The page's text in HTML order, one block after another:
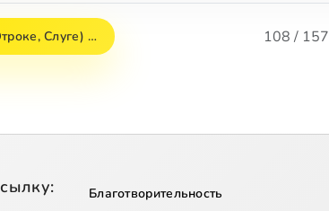
Слуге) … 108 / 157
Благотворительность